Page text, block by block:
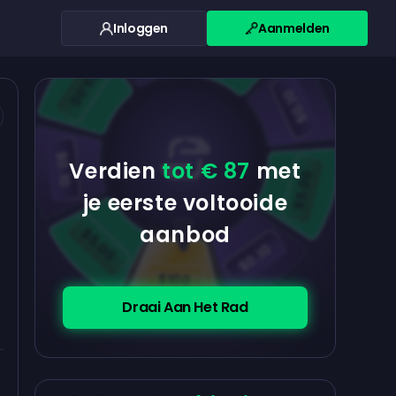
Inloggen Aanmelden
Verdien tot € 87 met
je eerste voltooide
aanbod
Draai Aan Het Rad
$100
$5.00
$0.10
$5.00
$0.10 $5.00
$5.00